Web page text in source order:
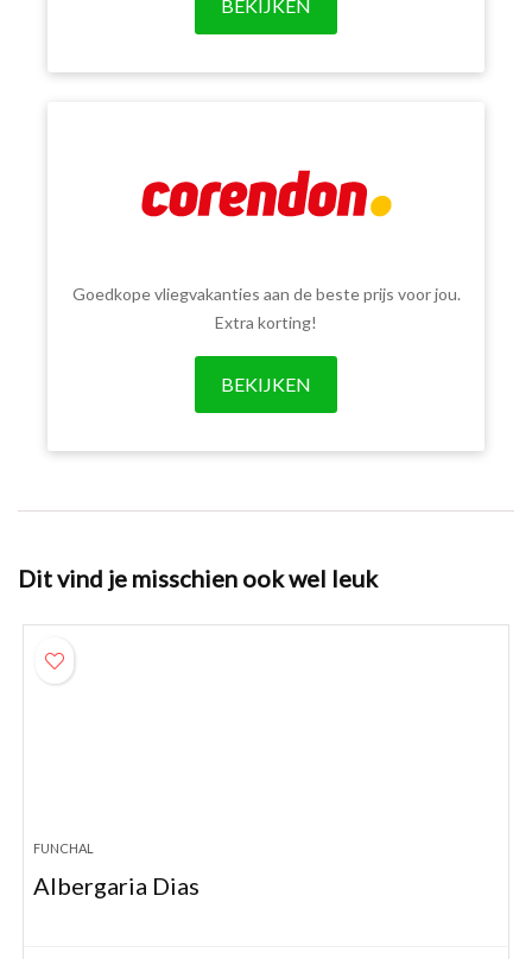
BEKIJKEN
Goedkope vliegvakanties aan de beste prijs voor jou.
Extra korting!
BEKIJKEN
Dit vind je misschien ook wel leuk
FUNCHAL
Albergaria Dias